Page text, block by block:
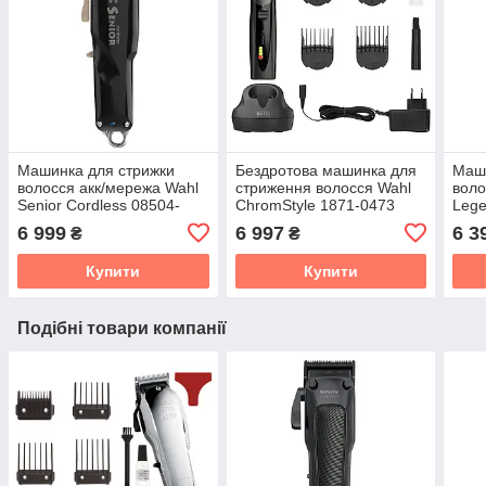
Машинка для стрижки
волосся акк/мережа Wahl
Senior Cordless 08504-
6 999 ₴
Купити
Бездротова машинка для
стриження волосся Wahl
ChromStyle 1871-0473
6 997₴
Купити
6
Подібні товари компанії